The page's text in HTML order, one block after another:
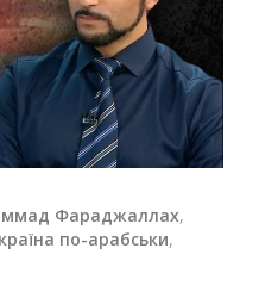
Фараджаллах,
по-арабськи,